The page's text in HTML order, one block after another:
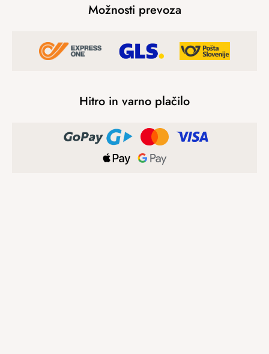
Možnosti prevoza
Hitro in varno plačilo